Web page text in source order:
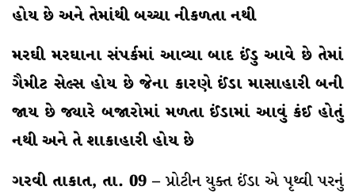
હોય છે અને તેમાંથી બચ્ચા નીકળતા નથી
મરઘી મરઘાના સંપર્કમાં આવ્યા બાદ ઈંડુ આવે છે તેમાં
ગૈમીટ સેલ્સ હોય છે જેના કારણે ઈંડા માસાહારી બની
જાય છે જ્યારે બજારોમાં મળતા ઈંડામાં આવું કંઈ હોતું
નથી અને તે શાકાહારી હોય છે
ગરવી તાકાત, તા. 09 –પ્રોટીન યુક્ત ઈંડા એ પૃથ્વી પરનું